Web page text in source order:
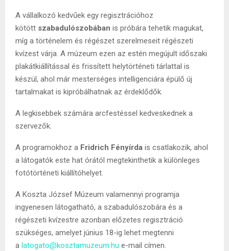
A vállalkozó kedvűek egy regisztrációhoz
kötött szabadulószobában is próbára tehetik magukat,
míg a történelem és régészet szerelmeseit régészeti
kvízest várja. A múzeum ezen az estén megújult időszaki
plakátkiállítással és frissített helytörténeti tárlattal is
készül, ahol már mesterséges intelligenciára épülő új
tartalmakat is kipróbálhatnak az érdeklődők.
A legkisebbek számára arcfestéssel kedveskednek a
szervezők.
A programokhoz a Fridrich Fényírda is csatlakozik, ahol
a látogatók este hat órától megtekinthetik a különleges
fotótörténeti kiállítóhelyet.
A Koszta József Múzeum valamennyi programja
ingyenesen látogatható, a szabadulószobára és a
régészeti kvízestre azonban előzetes regisztráció
szükséges, amelyet június 18-ig lehet megtenni
a latogato@kosztamuzeum.hu e-mail címen.